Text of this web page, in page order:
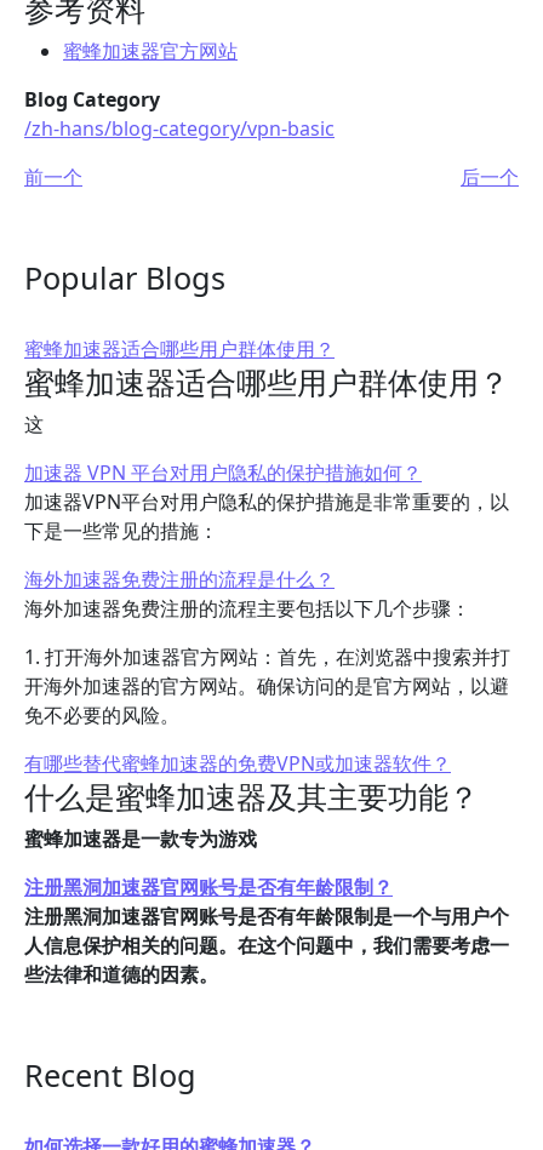
参考资料
蜜蜂加速器官方网站
Blog Category
/zh-hans/blog-category/vpn-basic
前一个
后一个
Popular Blogs
蜜蜂加速器适合哪些用户群体使用？
蜜蜂加速器适合哪些用户群体使用？
这
加速器 VPN 平台对用户隐私的保护措施如何？
加速器VPN平台对用户隐私的保护措施是非常重要的，以
下是一些常见的措施：
海外加速器免费注册的流程是什么？
海外加速器免费注册的流程主要包括以下几个步骤：
1. 打开海外加速器官方网站：首先，在浏览器中搜索并打
开海外加速器的官方网站。确保访问的是官方网站，以避
免不必要的风险。
有哪些替代蜜蜂加速器的免费VPN或加速器软件？
什么是蜜蜂加速器及其主要功能？
蜜蜂加速器是一款专为游戏
注册黑洞加速器官网账号是否有年龄限制？
注册黑洞加速器官网账号是否有年龄限制是一个与用户个
人信息保护相关的问题。在这个问题中，我们需要考虑一
些法律和道德的因素。
Recent Blog